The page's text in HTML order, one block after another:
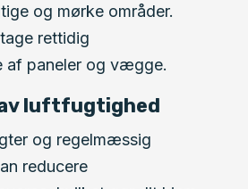
og mørke områder.
rettidig
af paneler og vægge.
luftfugtighed
og regelmæssig
reducere